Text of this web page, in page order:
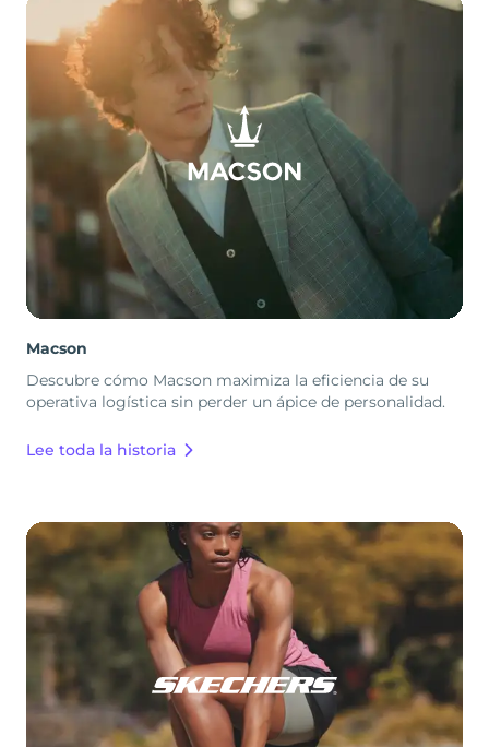
Macson
Descubre cómo Macson maximiza la eficiencia de su
operativa logística sin perder un ápice de personalidad.
Lee toda la historia